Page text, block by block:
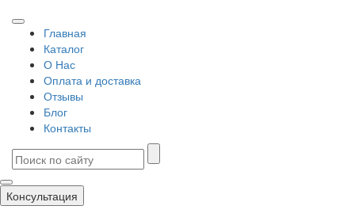
Главная
Каталог
О Нас
Оплата и доставка
Отзывы
Блог
Контакты
Консультация